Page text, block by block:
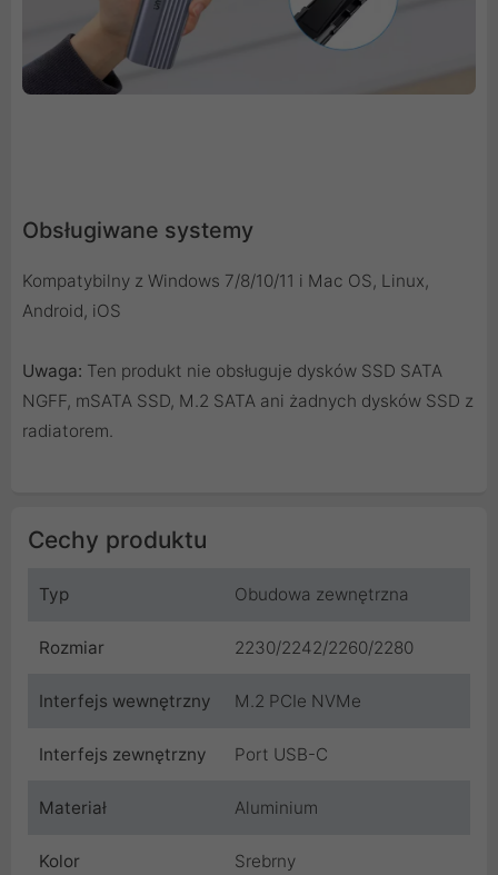
Obsługiwane systemy
Kompatybilny z Windows 7/8/10/11 i Mac OS, Linux,
Android, iOS
Uwaga: Ten produkt nie obsługuje dysków SSD SATA
NGFF, mSATA SSD, M.2 SATA ani żadnych dysków SSD z
radiatorem.
Cechy produktu
Typ Obudowa zewnętrzna
Rozmiar 2230/2242/2260/2280
Interfejs wewnętrzny M.2 PCIe NVMe
Interfejs zewnętrzny Port USB-C
Materiał Aluminium
Kolor Srebrny